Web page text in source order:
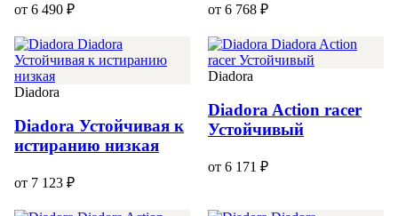
от 6 490 ₽ от 6 768 ₽
Diadora
Diadora Устойчивая к
истиранию низкая
от 7 123 ₽
Diadora
Diadora Action racer
Устойчивый
от 6 171 ₽